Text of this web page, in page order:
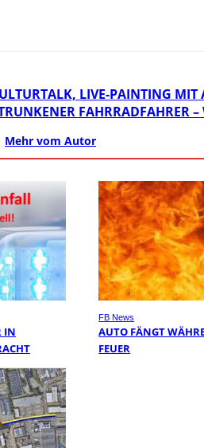
LIVE-PAINTING
FAHRRADFAHRER
Mehr vom Autor
IN
FB News
AUTO FÄNGT
FEUER